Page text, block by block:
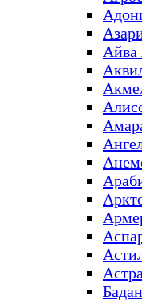
Айва
Астра
Бадан